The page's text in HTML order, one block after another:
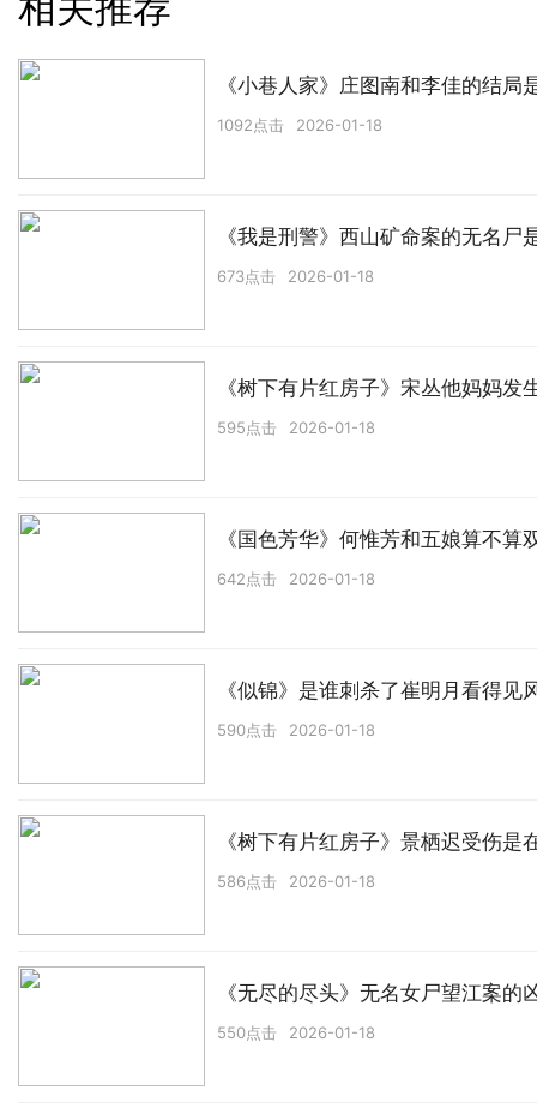
《小巷人家》庄图南和李佳的结局
1092点击 2026-01-18
《我是刑警》西山矿命案的无名尸
673点击 2026-01-18
《树下有片红房子》宋丛他妈妈发
595点击 2026-01-18
《国色芳华》何惟芳和五娘算不算
642点击 2026-01-18
《似锦》是谁刺杀了崔明月看得见
590点击 2026-01-18
《树下有片红房子》景栖迟受伤是
586点击 2026-01-18
《无尽的尽头》无名女尸望江案的
550点击 2026-01-18